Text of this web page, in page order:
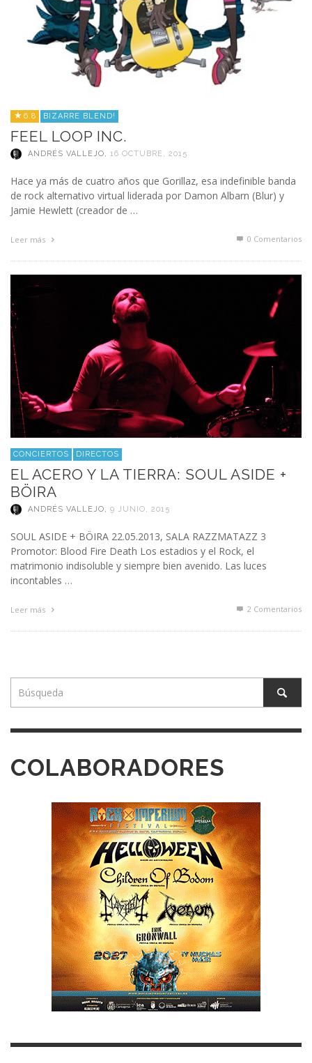
6.8 BIZARRE BLEND!
FEEL LOOP INC.
ANDRÉS VALLEJO, 16 OCTUBRE, 2015
Hace ya más de cuatro años que Gorillaz, esa indefinible banda
de rock alternativo virtual liderada por Damon Albarn (Blur) y
Jamie Hewlett (creador de …
Leer más 0 Comentarios
CONCIERTOS DIRECTOS
EL ACERO Y LA TIERRA: SOUL ASIDE +
BÖIRA
ANDRÉS VALLEJO, 9 JUNIO, 2015
SOUL ASIDE + BÖIRA 22.05.2013, SALA RAZZMATAZZ 3
Promotor: Blood Fire Death Los estadios y el Rock, el
matrimonio indisoluble y siempre bien avenido. Las luces
incontables …
Leer más 2 Comentarios
COLABORADORES